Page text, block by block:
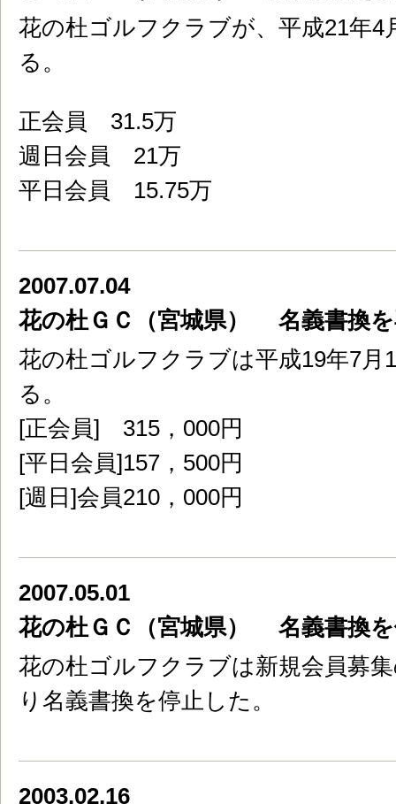
花の杜ゴルフクラブが、平成21年4
る。
正会員 31.5万
週日会員 21万
平日会員 15.75万
2007.07.04
花の杜ＧＣ（宮城県） 名義書換
花の杜ゴルフクラブは平成19年7月
る。
[正会員] 315，000円
[平日会員]157，500円
[週日]会員210，000円
2007.05.01
花の杜ＧＣ（宮城県） 名義書換
花の杜ゴルフクラブは新規会員募
り名義書換を停止した。
2003.02.16